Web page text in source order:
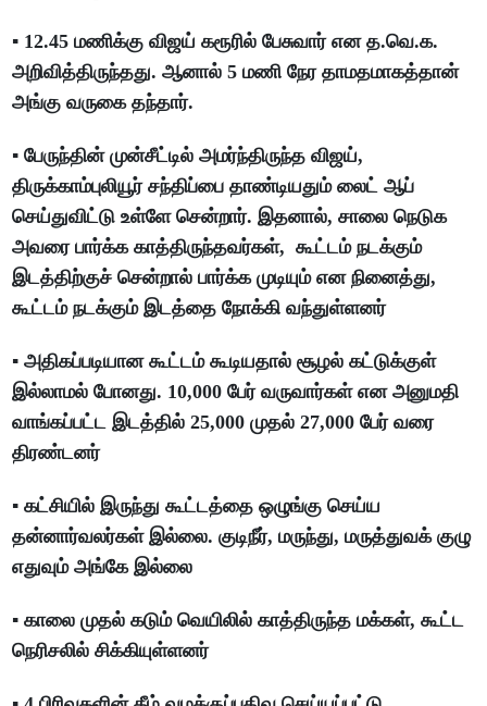
▪️ 12.45 மணிக்கு விஜய் கரூரில் பேசுவார் என த.வெ.க.
அறிவித்திருந்தது. ஆனால் 5 மணி நேர தாமதமாகத்தான்
அங்கு வருகை தந்தார்.
▪️ பேருந்தின் முன்சீட்டில் அமர்ந்திருந்த விஜய்,
திருக்காம்புலியூர் சந்திப்பை தாண்டியதும் லைட் ஆப்
செய்துவிட்டு உள்ளே சென்றார். இதனால், சாலை நெடுக
அவரை பார்க்க காத்திருந்தவர்கள், கூட்டம் நடக்கும்
இடத்திற்குச் சென்றால் பார்க்க முடியும் என நினைத்து,
கூட்டம் நடக்கும் இடத்தை நோக்கி வந்துள்ளனர்
▪️ அதிகப்படியான கூட்டம் கூடியதால் சூழல் கட்டுக்குள்
இல்லாமல் போனது. 10,000 பேர் வருவார்கள் என அனுமதி
வாங்கப்பட்ட இடத்தில் 25,000 முதல் 27,000 பேர் வரை
திரண்டனர்
▪️ கட்சியில் இருந்து கூட்டத்தை ஒழுங்கு செய்ய
தன்னார்வலர்கள் இல்லை. குடிநீர், மருந்து, மருத்துவக் குழு
எதுவும் அங்கே இல்லை
▪️ காலை முதல் கடும் வெயிலில் காத்திருந்த மக்கள், கூட்ட
நெரிசலில் சிக்கியுள்ளனர்